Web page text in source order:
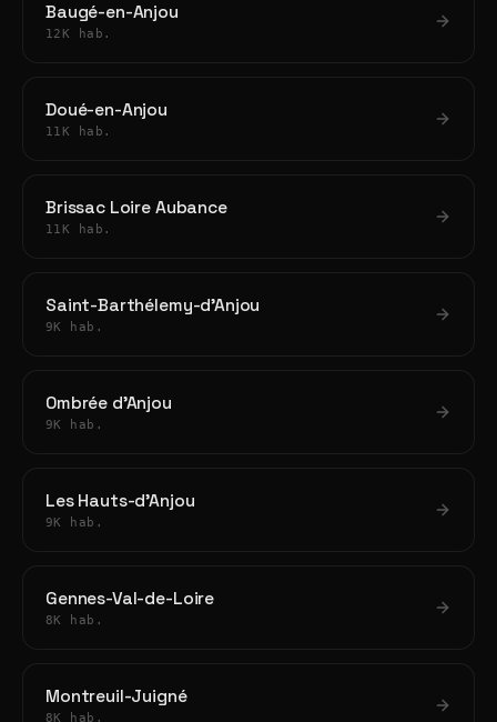
Baugé-en-Anjou
12K hab.
Doué-en-Anjou
11K hab.
Brissac Loire Aubance
11K hab.
Saint-Barthélemy-d'Anjou
9K hab.
Ombrée d'Anjou
9K hab.
Les Hauts-d'Anjou
9K hab.
Gennes-Val-de-Loire
8K hab.
Montreuil-Juigné
8K hab.